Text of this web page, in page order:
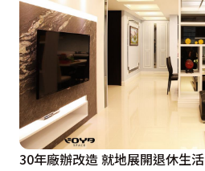
30年廠辦改造 就地展開退休生活